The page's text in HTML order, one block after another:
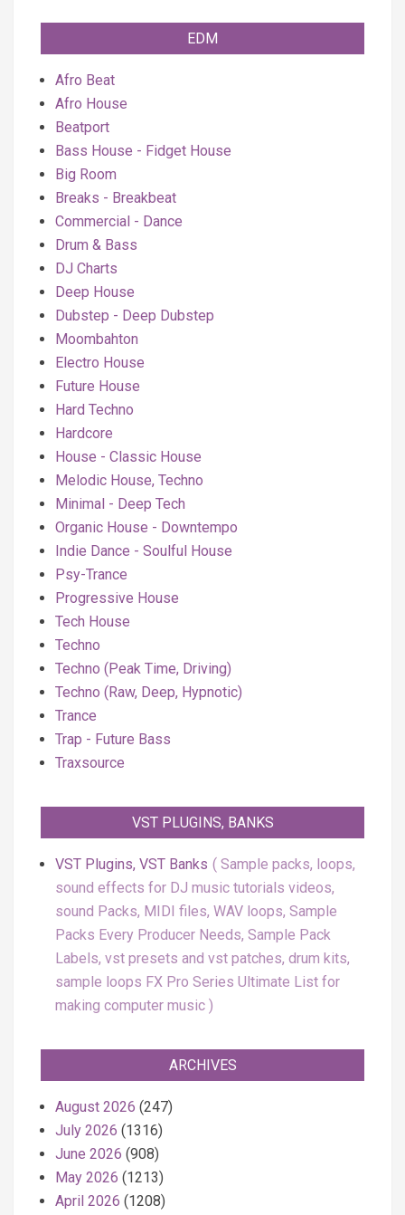
EDM
Afro Beat
Afro House
Beatport
Bass House - Fidget House
Big Room
Breaks - Breakbeat
Commercial - Dance
Drum & Bass
DJ Charts
Deep House
Dubstep - Deep Dubstep
Moombahton
Electro House
Future House
Hard Techno
Hardcore
House - Classic House
Melodic House, Techno
Minimal - Deep Tech
Organic House - Downtempo
Indie Dance - Soulful House
Psy-Trance
Progressive House
Tech House
Techno
Techno (Peak Time, Driving)
Techno (Raw, Deep, Hypnotic)
Trance
Trap - Future Bass
Traxsource
VST PLUGINS, BANKS
VST Plugins, VST Banks
Sample packs, loops,
sound effects for DJ music tutorials videos,
sound Packs, MIDI files, WAV loops, Sample
Packs Every Producer Needs, Sample Pack
Labels, vst presets and vst patches, drum kits,
sample loops FX Pro Series Ultimate List for
making computer music
ARCHIVES
August 2026 (247)
July 2026 (1316)
June 2026 (908)
May 2026 (1213)
April 2026 (1208)